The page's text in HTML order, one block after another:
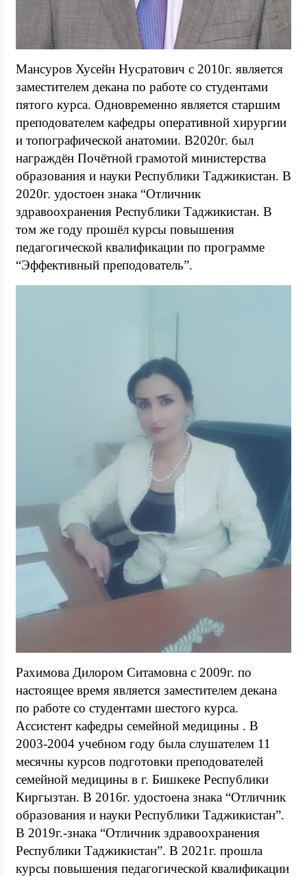
Мансуров Хусейн Нусратович с 2010г. является
заместителем декана по работе со студентами
пятого курса. Одновременно является старшим
преподователем кафедры оперативной хирургии
и топографической анатомии. В2020г. был
награждён Почётной грамотой министерства
образования и науки Республики Таджикистан. В
2020г. удостоен знака “Отличник
здравоохранения Республики Таджикистан. В
том же году прошёл курсы повышения
педагогической квалификации по программе
“Эффективный преподователь”.
Рахимова Дилором Ситамовна с 2009г. по
настоящее время является заместителем декана
по работе со студентами шестого курса.
Ассистент кафедры семейной медицины . В
2003-2004 учебном году была слушателем 11
месячны курсов подготовки преподователей
семейной медицины в г. Бишкеке Республики
Киргызтан. В 2016г. удостоена знака “Отличник
образования и науки Республики Таджикистан”.
В 2019г.-знака “Отличник здравоохранения
Республики Таджикистан”. В 2021г. прошла
курсы повышения педагогической квалификации